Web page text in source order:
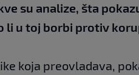
su analize, šta
li u toj borbi protiv
koja preovladava,